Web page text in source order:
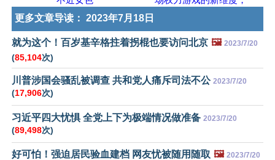
更多文章导读： 2023年7月18日
就为这个！百岁基辛格拄着拐棍也要访问北京 🖼️ 2023/7/20
(85,104次)
川普涉国会骚乱被调查 共和党人痛斥司法不公 2023/7/20
(17,906次)
习近平四大忧惧 全党上下为极端情况做准备 2023/7/20
(89,498次)
好可怕！强迫居民验血建档 网友忧被随用随取 🖼️ 2023/7/20